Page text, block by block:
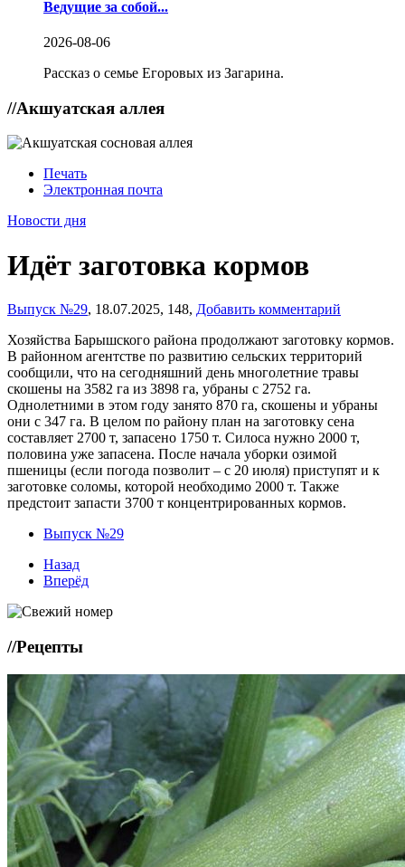
Ведущие за собой...
2026-08-06
Рассказ о семье Егоровых из Загарина.
//Акшуатская аллея
Печать
Электронная почта
Новости дня
Идёт заготовка кормов
Выпуск №29, 18.07.2025, 148, Добавить комментарий
Хозяйства Барышского района продолжают заготовку кормов.
В районном агентстве по развитию сельских территорий
сообщили, что на сегодняшний день многолетние травы
скошены на 3582 га из 3898 га, убраны с 2752 га.
Однолетними в этом году занято 870 га, скошены и убраны
они с 347 га. В целом по району план на заготовку сена
составляет 2700 т, запасено 1750 т. Силоса нужно 2000 т,
половина уже запасена. После начала уборки озимой
пшеницы (если погода позволит – с 20 июля) приступят и к
заготовке соломы, которой необходимо 2000 т. Также
предстоит запасти 3700 т концентрированных кормов.
Выпуск №29
Назад
Вперёд
//Рецепты